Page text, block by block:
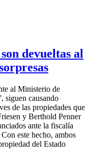
devueltas al
al Ministerio de
siguen causando
de las propiedades que
y Berthold Penner
ante la fiscalía
este hecho, ambos
del Estado